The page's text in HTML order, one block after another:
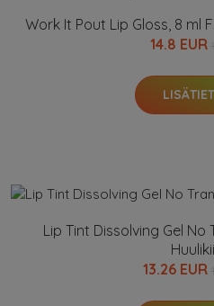
Work It Pout Lip Gloss, 8 ml
14.8 EUR
Lip Tint Dissolving Gel No
13.26 EUR